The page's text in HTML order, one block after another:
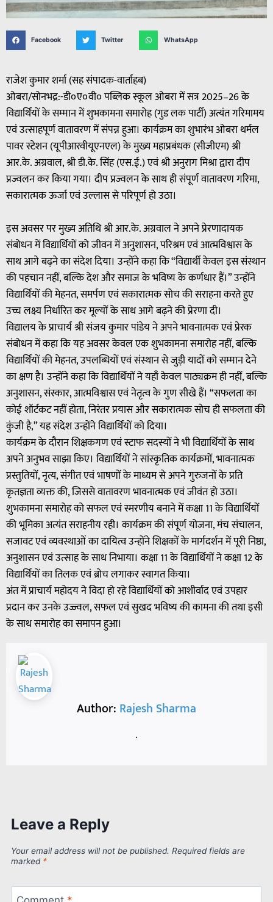
Facebook Twitter WhatsApp
राजेश कुमार शर्मा (सह संपादक-वार्ताहब)
ओबरा/सोनभद्र:-डी०ए०वी० पब्लिक स्कूल ओबरा में सत्र 2025–26 के
विद्यार्थियों के सम्मान में शुभकामना समारोह (गुड लक पार्टी) अत्यंत गरिमामय
एवं उत्साहपूर्ण वातावरण में संपन्न हुआ। कार्यक्रम का शुभारंभ ओबरा थर्मल
पावर स्टेशन (यूपीआरवीयूएनएल) के मुख्य महाप्रबंधक (सीजीएम) श्री
आर.के. अग्रवाल, श्री डी.के. सिंह (एस.ई.) एवं श्री अनुराग मिश्रा द्वारा दीप
प्रज्वलन कर किया गया। दीप प्रज्वलन के साथ ही संपूर्ण वातावरण गरिमा,
सकारात्मक ऊर्जा एवं उल्लास से परिपूर्ण हो उठा।
इस अवसर पर मुख्य अतिथि श्री आर.के. अग्रवाल ने अपने प्रेरणादायक
संबोधन में विद्यार्थियों को जीवन में अनुशासन, परिश्रम एवं आत्मविश्वास के
साथ आगे बढ़ने का संदेश दिया। उन्होंने कहा कि “विद्यार्थी केवल इस संस्थान
की पहचान नहीं, बल्कि देश और समाज के भविष्य के कर्णधार हैं।” उन्होंने
विद्यार्थियों की मेहनत, समर्पण एवं सकारात्मक सोच की सराहना करते हुए
उच्च लक्ष्य निर्धारित कर मूल्यों के साथ आगे बढ़ने की प्रेरणा दी।
विद्यालय के प्राचार्य श्री संजय कुमार पांडेय ने अपने भावनात्मक एवं प्रेरक
संबोधन में कहा कि यह अवसर केवल एक शुभकामना समारोह नहीं, बल्कि
विद्यार्थियों की मेहनत, उपलब्धियों एवं संस्थान से जुड़ी यादों को सम्मान देने
का क्षण है। उन्होंने कहा कि विद्यार्थियों ने यहाँ केवल पाठ्यक्रम ही नहीं, बल्कि
अनुशासन, संस्कार, आत्मविश्वास एवं नेतृत्व के गुण सीखे हैं। “सफलता का
कोई शॉर्टकट नहीं होता, निरंतर प्रयास और सकारात्मक सोच ही सफलता की
कुंजी है,” यह संदेश उन्होंने विद्यार्थियों को दिया।
कार्यक्रम के दौरान शिक्षकगण एवं स्टाफ सदस्यों ने भी विद्यार्थियों के साथ
अपने अनुभव साझा किए। विद्यार्थियों ने सांस्कृतिक कार्यक्रमों, भावनात्मक
प्रस्तुतियों, नृत्य, संगीत एवं भाषणों के माध्यम से अपने गुरुजनों के प्रति
कृतज्ञता व्यक्त की, जिससे वातावरण भावनात्मक एवं जीवंत हो उठा।
शुभकामना समारोह को सफल एवं स्मरणीय बनाने में कक्षा 11 के विद्यार्थियों
की भूमिका अत्यंत सराहनीय रही। कार्यक्रम की संपूर्ण योजना, मंच संचालन,
सजावट एवं व्यवस्थाओं का दायित्व उन्होंने शिक्षकों के मार्गदर्शन में पूरी निष्ठा,
अनुशासन एवं उत्साह के साथ निभाया। कक्षा 11 के विद्यार्थियों ने कक्षा 12 के
विद्यार्थियों का तिलक एवं ब्रोच लगाकर स्वागत किया।
अंत में प्राचार्य महोदय ने विदा हो रहे विद्यार्थियों को आशीर्वाद एवं उपहार
प्रदान कर उनके उज्ज्वल, सफल एवं सुखद भविष्य की कामना की तथा इसी
के साथ समारोह का समापन हुआ।
Author: Rajesh Sharma
.
Leave a Reply
Your email address will not be published. Required fields are
marked *